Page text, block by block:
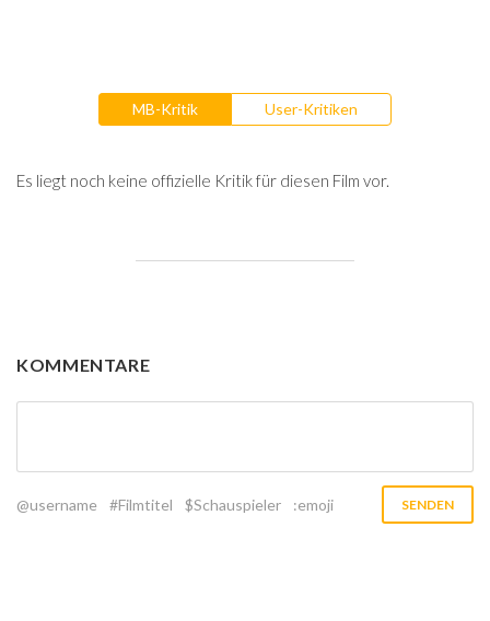
MB-Kritik User-Kritiken
Es liegt noch keine offizielle Kritik für diesen Film vor.
KOMMENTARE
@username #Filmtitel $Schauspieler :emoji